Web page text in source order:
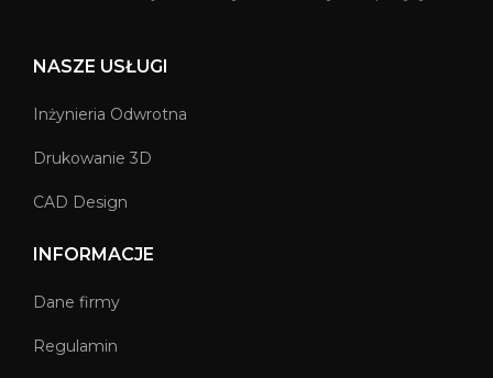
NASZE USŁUGI
Inżynieria Odwrotna
Drukowanie 3D
CAD Design
INFORMACJE
Dane firmy
Regulamin